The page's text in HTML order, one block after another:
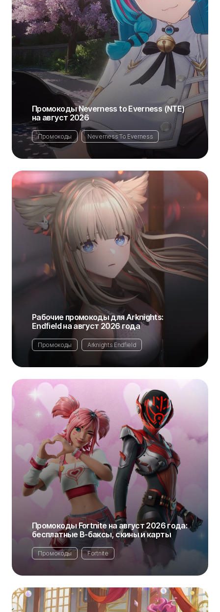
Промокоды Neverness to Everness (NTE)
на август 2026
Промокоды Neverness To Everness
Рабочие промокоды для Arknights:
Endfield на август 2026 года
Промокоды Arknights Endfield
Промокоды Fortnite на август 2026 года:
бесплатные В-баксы, скины и карты
Промокоды Fortnite